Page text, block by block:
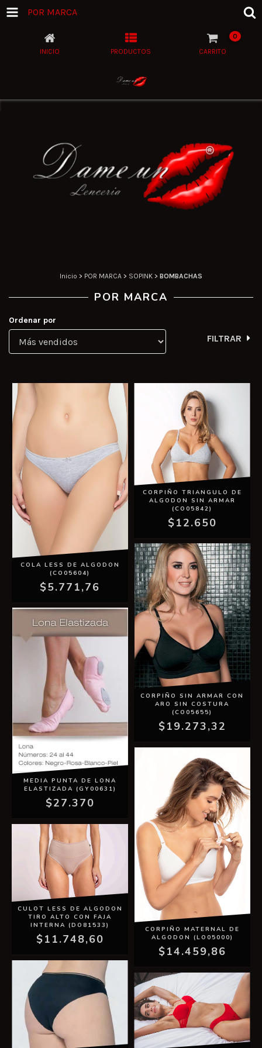
POR MARCA
INICIO PRODUCTOS CARRITO
0
Inicio > POR MARCA > SOPINK > BOMBACHAS
POR MARCA
Ordenar por
FILTRAR
COLA LESS DE ALGODON
(CO05604)
$5.771,76
CORPIÑO TRIANGULO DE
ALGODON SIN ARMAR
(CO05842)
$12.650
MEDIA PUNTA DE LONA
ELASTIZADA (GY00631)
$27.370
CORPIÑO SIN ARMAR CON
ARO SIN COSTURA
(CO05655)
$19.273,32
CULOT LESS DE ALGODON
TIRO ALTO CON FAJA
INTERNA (DO81533)
$11.748,60
CORPIÑO MATERNAL DE
ALGODON (LO05000)
$14.459,86